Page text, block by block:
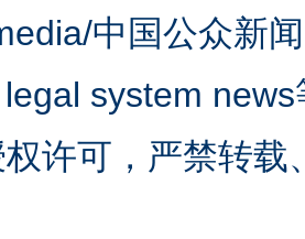
中国公众新
system
许可，严禁转